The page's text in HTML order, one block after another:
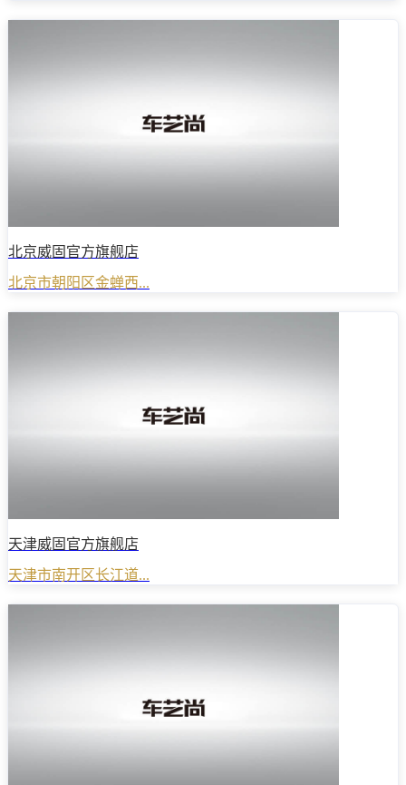
北京威固官方旗舰店
北京市朝阳区金蝉西...
天津威固官方旗舰店
天津市南开区长江道...